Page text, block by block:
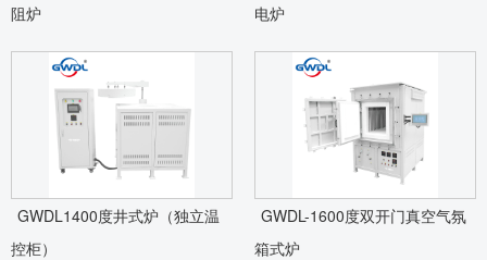
阻炉
电炉
GWDL1400度井式炉（独立温
控柜）
GWDL-1600度双开门真空气氛
箱式炉